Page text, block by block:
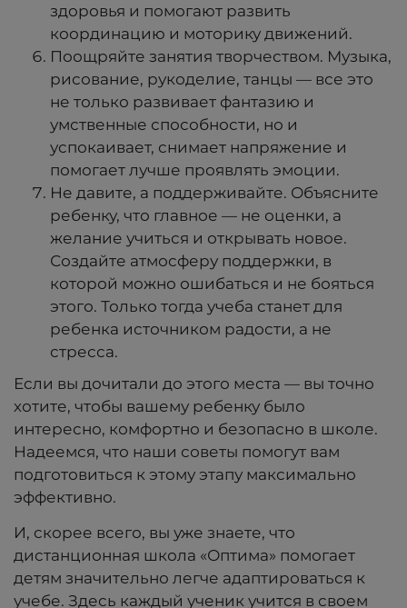
здоровья и помогают развить
координацию и моторику движений.
Поощряйте занятия творчеством. Музыка,
рисование, рукоделие, танцы — все это
не только развивает фантазию и
умственные способности, но и
успокаивает, снимает напряжение и
помогает лучше проявлять эмоции.
Не давите, а поддерживайте. Объясните
ребенку, что главное — не оценки, а
желание учиться и открывать новое.
Создайте атмосферу поддержки, в
которой можно ошибаться и не бояться
этого. Только тогда учеба станет для
ребенка источником радости, а не
стресса.
Если вы дочитали до этого места — вы точно
хотите, чтобы вашему ребенку было
интересно, комфортно и безопасно в школе.
Надеемся, что наши советы помогут вам
подготовиться к этому этапу максимально
эффективно.
И, скорее всего, вы уже знаете, что
дистанционная школа «Оптима» помогает
детям значительно легче адаптироваться к
учебе. Здесь каждый ученик учится в своем